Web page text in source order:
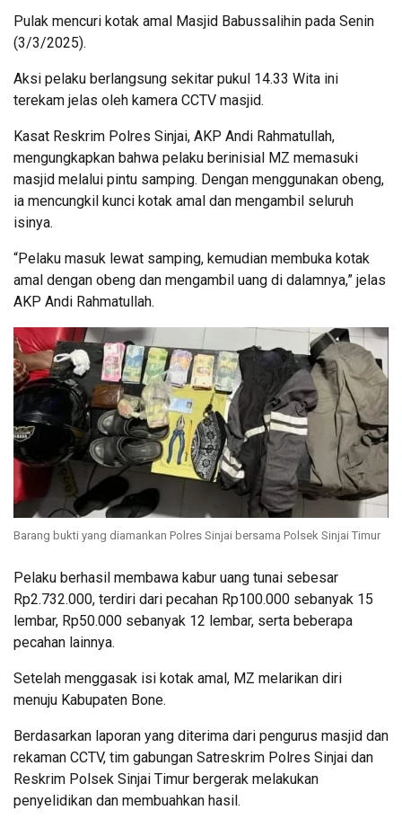
Pulak mencuri kotak amal Masjid Babussalihin pada Senin
(3/3/2025).
Aksi pelaku berlangsung sekitar pukul 14.33 Wita ini
terekam jelas oleh kamera CCTV masjid.
Kasat Reskrim Polres Sinjai, AKP Andi Rahmatullah,
mengungkapkan bahwa pelaku berinisial MZ memasuki
masjid melalui pintu samping. Dengan menggunakan obeng,
ia mencungkil kunci kotak amal dan mengambil seluruh
isinya.
“Pelaku masuk lewat samping, kemudian membuka kotak
amal dengan obeng dan mengambil uang di dalamnya,” jelas
AKP Andi Rahmatullah.
Barang bukti yang diamankan Polres Sinjai bersama Polsek Sinjai Timur
Pelaku berhasil membawa kabur uang tunai sebesar
Rp2.732.000, terdiri dari pecahan Rp100.000 sebanyak 15
lembar, Rp50.000 sebanyak 12 lembar, serta beberapa
pecahan lainnya.
Setelah menggasak isi kotak amal, MZ melarikan diri
menuju Kabupaten Bone.
Berdasarkan laporan yang diterima dari pengurus masjid dan
rekaman CCTV, tim gabungan Satreskrim Polres Sinjai dan
Reskrim Polsek Sinjai Timur bergerak melakukan
penyelidikan dan membuahkan hasil.